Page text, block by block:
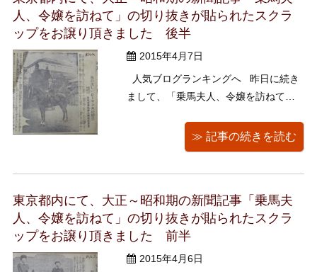
人、令嬢を訪ねて」の切り抜きが貼られたスクラ
ップをお譲り頂きました 後半
2015年4月7日
人気ブログランキングへ 昨日に続き
まして、「乗馬夫人、令嬢を訪ねて」
学習院武科教官 山本盛重氏夫人 富士江
さま 馬の美しいローマンスの持ち
で、富士江夫人との ...
≫ 記事の続きを読む
東京都内にて、大正～昭和期の新聞記事「乗馬夫
人、令嬢を訪ねて」の切り抜きが貼られたスクラ
ップをお譲り頂きました 前半
2015年4月6日